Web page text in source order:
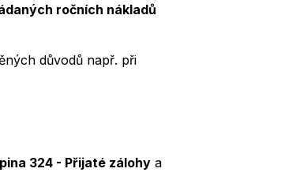
ročních nákladů
důvodů např. při
324 - Přijaté zálohy a